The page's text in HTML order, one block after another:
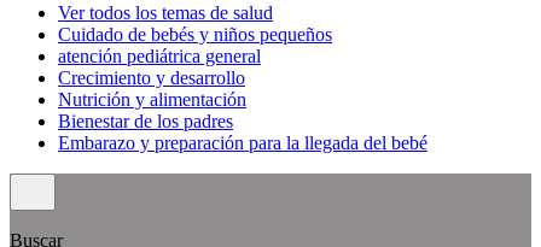
Ver todos los temas de salud
Cuidado de bebés y niños pequeños
atención pediátrica general
Crecimiento y desarrollo
Nutrición y alimentación
Bienestar de los padres
Embarazo y preparación para la llegada del bebé
Buscar